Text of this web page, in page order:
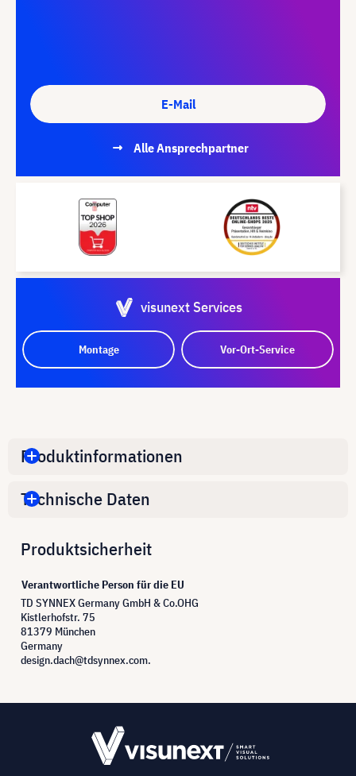
E-Mail
Alle Ansprechpartner
visunext Services
Montage Vor-Ort-Service
Produktinformationen
Technische Daten
Produktsicherheit
Verantwortliche Person für die EU
TD SYNNEX Germany GmbH & Co.OHG
Kistlerhofstr. 75
81379 München
Germany
design.dach@tdsynnex.com.